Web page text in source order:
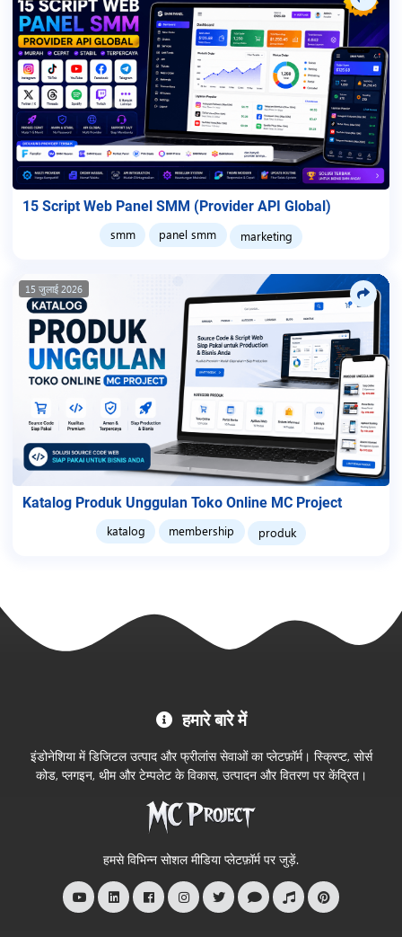
15 Script Web Panel SMM (Provider API Global)
smm panel smm marketing
15 जुलाई 2026
Katalog Produk Unggulan Toko Online MC Project
katalog membership produk
आधिकारिक
हमारे बारे में
इंडोनेशिया में डिजिटल उत्पाद और फ्रीलांस सेवाओं का प्लेटफ़ॉर्म। स्क्रिप्ट, सोर्स
कोड, प्लगइन, थीम और टेम्पलेट के विकास, उत्पादन और वितरण पर केंद्रित।
हमसे विभिन्न सोशल मीडिया प्लेटफ़ॉर्म पर जुड़ें.